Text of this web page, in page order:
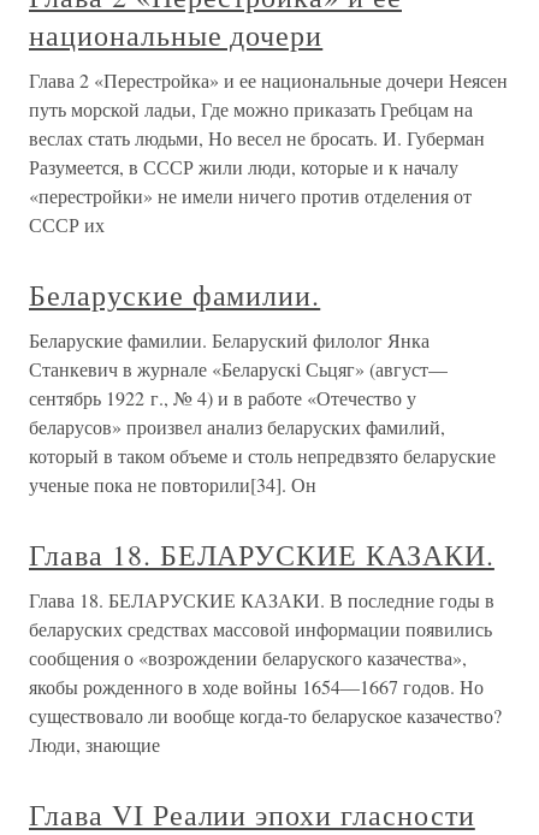
национальные дочери
Глава 2 «Перестройка» и ее национальные дочери Неясен
путь морской ладьи, Где можно приказать Гребцам на
веслах стать людьми, Но весел не бросать. И. Губерман
Разумеется, в СССР жили люди, которые и к началу
«перестройки» не имели ничего против отделения от
СССР их
Беларуские фамилии.
Беларуские фамилии. Беларуский филолог Янка
Станкевич в журнале «Беларускі Сьцяг» (август—
сентябрь 1922 г., № 4) и в работе «Отечество у
беларусов» произвел анализ беларуских фамилий,
который в таком объеме и столь непредвзято беларуские
ученые пока не повторили[34]. Он
Глава 18. БЕЛАРУСКИЕ КАЗАКИ.
Глава 18. БЕЛАРУСКИЕ КАЗАКИ. В последние годы в
беларуских средствах массовой информации появились
сообщения о «возрождении беларуского казачества»,
якобы рожденного в ходе войны 1654—1667 годов. Но
существовало ли вообще когда-то беларуское казачество?
Люди, знающие
Глава VI Реалии эпохи гласности